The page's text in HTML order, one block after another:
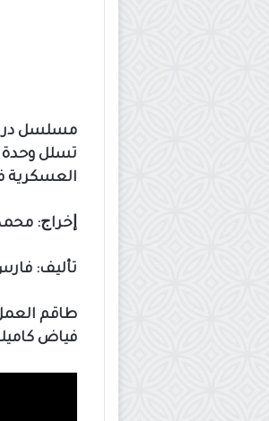
مسلسل
العسكرية
ﺇﺧﺮاﺝ:
ﺗﺄﻟﻴﻒ:
طاقم
فياض